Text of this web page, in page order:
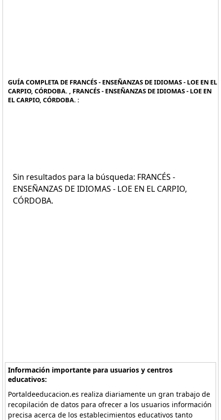
GUÍA COMPLETA DE FRANCÉS - ENSEÑANZAS DE IDIOMAS - LOE EN EL
CARPIO, CÓRDOBA. , FRANCÉS - ENSEÑANZAS DE IDIOMAS - LOE EN
EL CARPIO, CÓRDOBA. :
Sin resultados para la búsqueda: FRANCÉS -
ENSEÑANZAS DE IDIOMAS - LOE EN EL CARPIO,
CÓRDOBA.
Información importante para usuarios y centros
educativos:
Portaldeeducacion.es realiza diariamente un gran trabajo de
recopilación de datos para ofrecer a los usuarios información
precisa acerca de los establecimientos educativos tanto